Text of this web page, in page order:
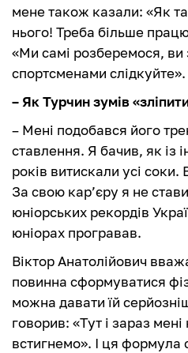
мене також казали: «Як
нього! Треба більше
«Ми самі розберемося, ви
спортсменами слідкуйте».
– Як Турчин зумів
– Мені подобався його
ставлення. Я бачив, як із
років витискали усі
За свою кар’єру я не
юніорських рекордів
юніорах програвав.
Віктор Анатолійович
повинна сформуватися
можна давати їй
говорив: «Тут і зараз
встигнемо». І ця формула